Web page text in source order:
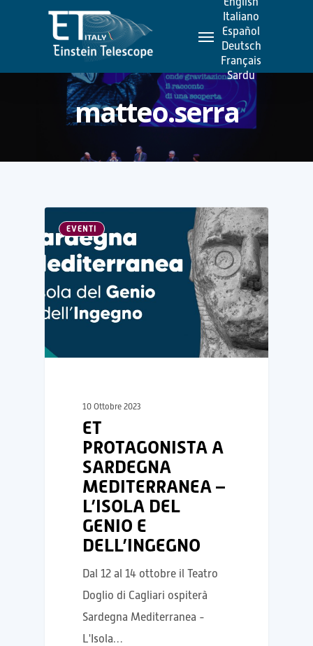
content
Menu
Italiano
Español
Deutsch
Français
Sardu
matteo.serra
EVENTI
10 Ottobre 2023
ET
PROTAGONISTA A
SARDEGNA
MEDITERRANEA –
L’ISOLA DEL
GENIO E
DELL’INGEGNO
Dal 12 al 14 ottobre il Teatro
Doglio di Cagliari ospiterà
Sardegna Mediterranea -
L'Isola…